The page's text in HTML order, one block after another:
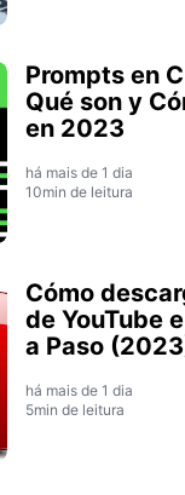
Prompts en
Qué son y
en 2023
há mais de 1 dia
10min de leitura
Cómo
de YouTube
a Paso
há mais de 1 dia
5min de leitura